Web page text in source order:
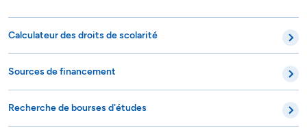
Calculateur des droits de scolarité
Sources de financement
Recherche de bourses d'études